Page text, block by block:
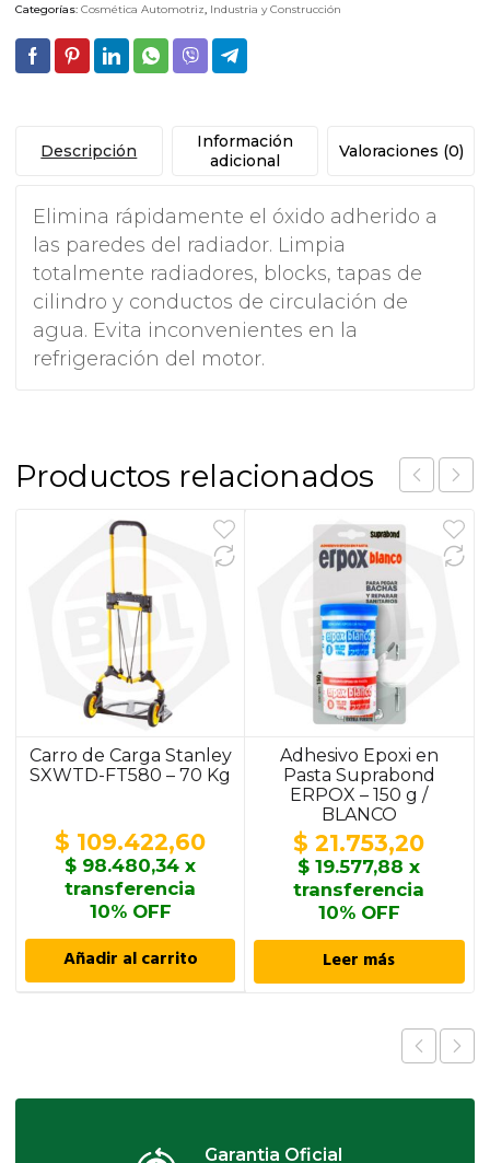
Categorías: Cosmética Automotriz, Industria y Construcción
Descripción
Información
adicional
Valoraciones (0)
Elimina rápidamente el óxido adherido a
las paredes del radiador. Limpia
totalmente radiadores, blocks, tapas de
cilindro y conductos de circulación de
agua. Evita inconvenientes en la
refrigeración del motor.
Productos relacionados
Carro de Carga Stanley
SXWTD-FT580 – 70 Kg
$ 109.422,60
$ 98.480,34 x
transferencia
10% OFF
Añadir al carrito
Adhesivo Epoxi en
Pasta Suprabond
ERPOX – 150 g /
BLANCO
$ 21.753,20
$ 19.577,88 x
transferencia
10% OFF
Leer más
Garantia Oficial